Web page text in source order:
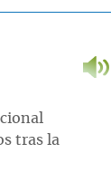
tras la